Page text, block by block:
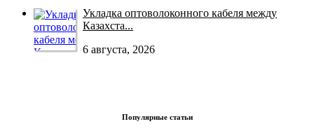
Укладка оптоволоконного кабеля между
Казахста...
6 августа, 2026
Популярные статьи